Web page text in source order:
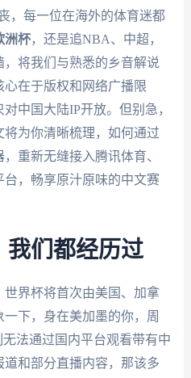
，每一位在海外的体育迷都
洲杯，还是追NBA、中超，
将我们与熟悉的乡音解说
在于版权和网络广播限
中国大陆IP开放。但别急，
为你清晰梳理，如何通过
重新无缝接入腾讯体育、
，畅享原汁原味的中文赛
我们都经历过
世界杯将首次由美国、加拿
下，身在美加墨的你，周
法通过国内平台观看带有中
和部分直播内容，那该多